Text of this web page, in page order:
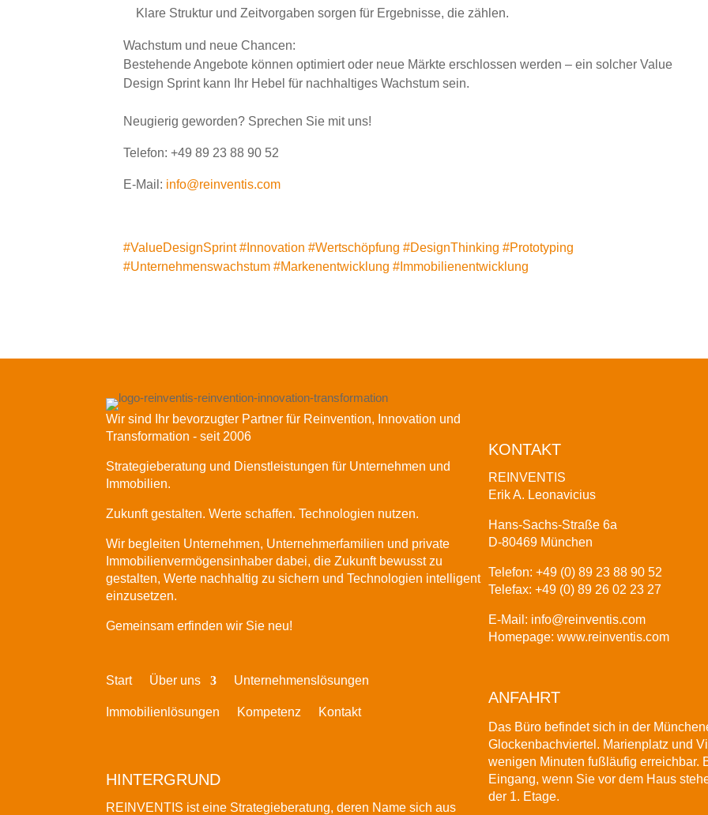
Klare Struktur und Zeitvorgaben sorgen für Ergebnisse, die zählen.
Wachstum und neue Chancen:
Bestehende Angebote können optimiert oder neue Märkte erschlossen werden – ein solcher Value
Design Sprint kann Ihr Hebel für nachhaltiges Wachstum sein.
Neugierig geworden? Sprechen Sie mit uns!
Telefon: +49 89 23 88 90 52
E-Mail: info@reinventis.com
#ValueDesignSprint # Innovation #Wertschöpfung #DesignThinking #Prototyping
#Unternehmenswachstum #Markenentwicklung # Immobilienentwicklung
Wir sind Ihr bevorzugter Partner für Reinvention, Innovation und
Transformation - seit 2006
Strategieberatung und Dienstleistungen für Unternehmen und
Immobilien.
Zukunft gestalten. Werte schaffen. Technologien nutzen.
Wir begleiten Unternehmen, Unternehmerfamilien und private
Immobilienvermögensinhaber dabei, die Zukunft bewusst zu
gestalten, Werte nachhaltig zu sichern und Technologien intelligent
einzusetzen.
Gemeinsam erfinden wir Sie neu!
Start Über uns Unternehmenslösungen
Immobilienlösungen Kompetenz Kontakt
HINTERGRUND
REINVENTIS ist eine Strategieberatung, deren Name sich aus
KONTAKT
REINVENTIS
Erik A. Leonavicius
Hans-Sachs-Straße 6a
D-80469 München
Telefon: +49 (0) 89 23 88 90 52
Telefax: +49 (0) 89 26 02 23 27
E-Mail: info@reinventis.com
Homepage:www.reinventis.com
ANFAHRT
Das Büro befindet sich in der
Glockenbachviertel. Marienplatz und
wenigen Minuten fußläufig erreichbar.
Eingang, wenn Sie vor dem Haus
der 1. Etage.